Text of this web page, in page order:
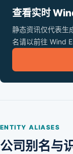
查看实时
静态资讯仅代表生
名请以前往 Wind
ENTITY ALIASES
公司别名与